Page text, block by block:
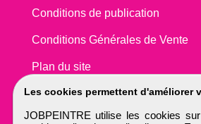
Les cookies permettent d'améliorer
JOBPEINTRE utilise les cookies
Conditions de publication
Conditions Générales de Vente
Plan du site